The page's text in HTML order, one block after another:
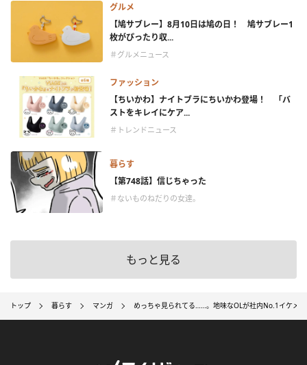
グルメ
【鳩サブレー】8月10日は鳩の日！ 鳩サブレー1
枚がぴったり収...
＃グルメニュース
ファッション
【ちいかわ】ナイトブラにちいかわ登場！ 「バ
ストをキレイにケア...
＃トレンドニュース
暮らす
【第748話】信じちゃった
＃ないものねだりの女達。
もっと見る
トップ 暮らす マンガ めっちゃ見られてる……。地味なOLが社内No.1イケメ